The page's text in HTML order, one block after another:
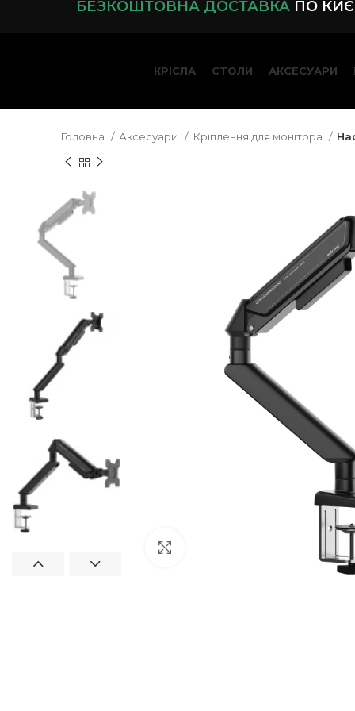
БЕЗКОШТОВНА ДОСТАВКА ПО
КРІСЛА СТОЛИ АКСЕСУАРИ
Головна Аксесуари Кріплення для монітора